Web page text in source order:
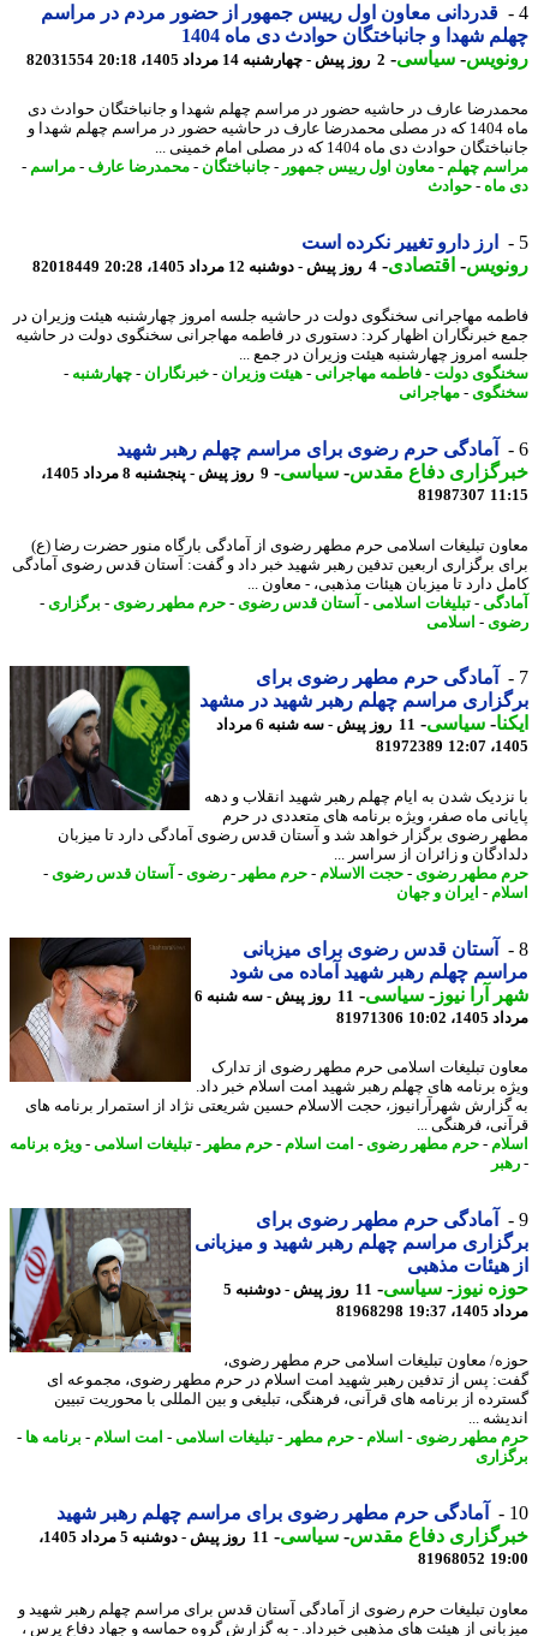
قدردانی معاون اول رییس جمهور از حضور مردم در مراسم
شهدا و جانباختگان حوادث دی ماه 1404
-سیاسی-2 روز پیش - چهارشنبه 14 مرداد 1405، 20:18 82031554
عارف در حاشیه حضور در مراسم چهلم شهدا و جانباختگان حوادث دی
ماه 1404 که در مصلی محمدرضا عارف در حاشیه حضور در مراسم چهلم شهدا و
حوادث دی ماه 1404 که در مصلی امام خمینی ...
چهلم-معاون اول رییس جمهور-جانباختگان-محمدرضا عارف- مراسم -
-حوادث
ارز دارو تغییر نکرده است
-اقتصادی-4 روز پیش - دوشنبه 12 مرداد 1405، 20:28 82018449
مهاجرانی سخنگوی دولت در حاشیه جلسه امروز چهارشنبه هیئت وزیران در
خبرنگاران اظهار کرد: دستوری در فاطمه مهاجرانی سخنگوی دولت در حاشیه
امروز چهارشنبه هیئت وزیران در جمع ...
دولت-فاطمه مهاجرانی- هیئت وزیران - خبرنگاران- چهارشنبه-
-مهاجرانی
آمادگی حرم رضوی برای مراسم چهلم رهبر شهید
دفاع مقدس-سیاسی-
9 روز پیش - پنجشنبه 8 مرداد 1405،
81987307
تبلیغات اسلامی حرم مطهر رضوی از آمادگی بارگاه منور حضرت رضا (ع)
برگزاری اربعین تدفین رهبر شهید خبر داد و گفت: آستان قدس رضوی آمادگی
دارد تا میزبان هیئات مذهبی، - معاون ...
-تبلیغات اسلامی-آستان قدس رضوی-حرم مطهر رضوی-برگزاری
-اسلامی
آمادگی حرم مطهر رضوی برای
مراسم چهلم رهبر شهید در مشهد
-سیاسی-
11 روز پیش - سه شنبه 6 مرداد
81972389
شدن به ایام چهلم رهبر شهید انقلاب و دهه
ماه صفر، ویژه برنامه های متعددی در حرم
رضوی برگزار خواهد شد و آستان قدس رضوی آمادگی دارد تا میزبان
و زائران از سراسر ...
مطهر رضوی-حجت الاسلام-حرم مطهر-رضوی-آستان قدس رضوی-
-ایران و جهان
آستان قدس رضوی برای میزبانی
چهلم رهبر شهید آماده می شود
آرا نیوز-سیاسی-
11 روز پیش - سه شنبه 6
10:02
81971306
تبلیغات اسلامی حرم مطهر رضوی از تدارک
برنامه های چهلم رهبر شهید امت اسلام خبر داد.
شهرآرانیوز، حجت الاسلام حسین شریعتی نژاد از استمرار برنامه های
فرهنگی ...
-حرم مطهر رضوی-امت اسلام-حرم مطهر-تبلیغات اسلامی-ویژه برنامه
آمادگی حرم مطهر رضوی برای
مراسم چهلم رهبر شهید و میزبانی
هیئات مذهبی
نیوز-سیاسی-
11 روز پیش - دوشنبه 5
19:37
81968298
معاون تبلیغات اسلامی حرم مطهر رضوی،
پس از تدفین رهبر شهید امت اسلام در حرم مطهر رضوی، مجموعه ای
از برنامه های قرآنی، فرهنگی، تبلیغی و بین المللی با محوریت تبیین
...
مطهر رضوی-اسلام-حرم مطهر-تبلیغات اسلامی-امت اسلام-برنامه ها-
آمادگی حرم مطهر رضوی برای مراسم چهلم رهبر شهید
دفاع مقدس-سیاسی-
11 روز پیش - دوشنبه 5 مرداد 1405،
81968052
تبلیغات حرم رضوی از آمادگی آستان قدس برای مراسم چهلم رهبر شهید و
از هیئت های مذهبی خبرداد. - به گزارش گروه حماسه و جهاد دفاع پرس ،